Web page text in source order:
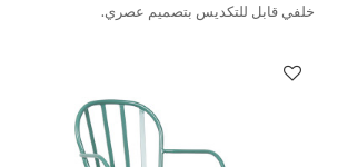
خلفي قابل للتكديس بتصميم عصري.